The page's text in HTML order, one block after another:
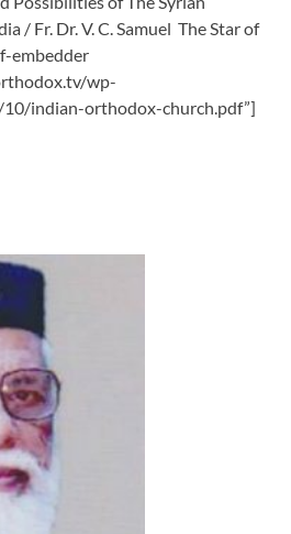
/ Fr. Dr. V. C. Samuel The Star of
embedder
wp-
indian-orthodox-church.pdf”]